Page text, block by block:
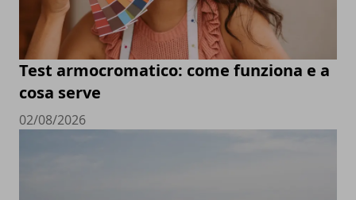
Test armocromatico: come funziona e a
cosa serve
02/08/2026